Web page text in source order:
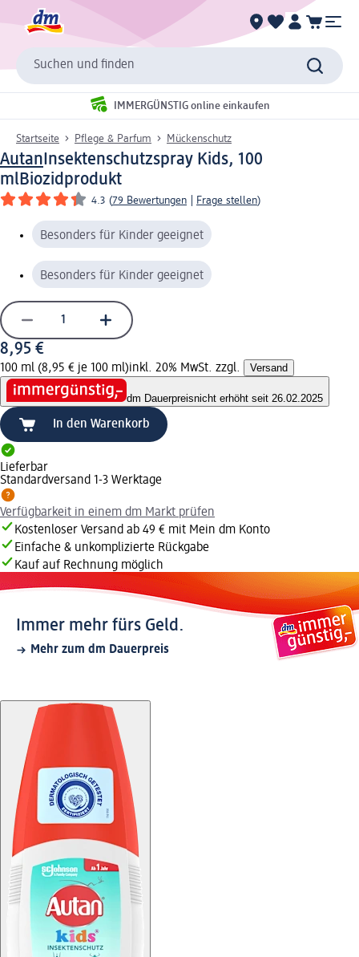
Suchen und finden
IMMERGÜNSTIG online einkaufen
Startseite Pflege & Parfum Mückenschutz
Autan Insektenschutzspray Kids, 100
mlBiozidprodukt
4.3 (79 Bewertungen Frage stellen)
Besonders für Kinder geeignet
Besonders für Kinder geeignet
8,95 €
100 ml (8,95 € je 100 ml)inkl. 20% MwSt. zzgl. Versand
dm Dauerpreisnicht erhöht seit 26.02.2025
In den Warenkorb
Lieferbar
Standardversand 1-3 Werktage
Verfügbarkeit in einem dm Markt prüfen
Kostenloser Versand ab 49 € mit Mein dm Konto
Einfache & unkomplizierte Rückgabe
Kauf auf Rechnung möglich
Immer mehr fürs Geld.
Mehr zum dm Dauerpreis